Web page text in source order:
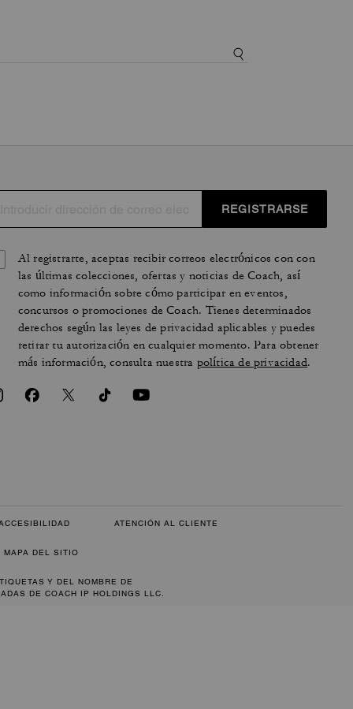
REGISTRARSE
Al registrarte, aceptas recibir correos electrónicos con con
las últimas colecciones, ofertas y noticias de Coach, así
como información sobre cómo participar en eventos,
concursos o promociones de Coach. Tienes determinados
derechos según las leyes de privacidad aplicables y puedes
retirar tu autorización en cualquier momento. Para obtener
más información, consulta nuestra política de privacidad.
ATENCIÓN AL CLIENTE
MAPA DEL SITIO
Y DEL NOMBRE DE
DE COACH IP HOLDINGS LLC.